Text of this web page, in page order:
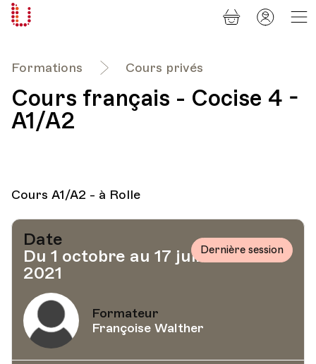
Formations Cours privés
Cours français - Cocise 4 -
A1/A2
Cours A1/A2 - à Rolle
Date
Du 1 octobre au 17 juin
2021
Dernière session
Formateur
Françoise Walther
Panier
Mon